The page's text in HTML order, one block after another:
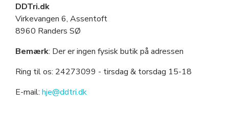
DDTri.dk
Virkevangen 6, Assentoft
8960 Randers SØ
Bemærk: Der er ingen fysisk butik på adressen
Ring til os: 24273099 - tirsdag & torsdag 15-18
E-mail: hje@ddtri.dk